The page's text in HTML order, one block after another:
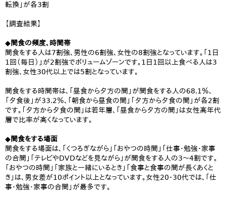
転換」が各3割
【調査結果】
◆間食の頻度、時間帯
間食をする人は7割強、男性の6割強、女性の8割強となっています。「1日
1回（毎日）」が2割強でボリュームゾーンです。1日1回以上食べる人は3
割強、女性30代以上では5割となっています。
間食をする時間帯は、「昼食から夕方の間」が間食をする人の68.1％、
「夕食後」が33.2％、「朝食から昼食の間」「夕方から夕食の間」が各2割
です。「夕方から夕食の間」は若年層、「昼食から夕方の間」は女性高年代
層で比率が高くなっています。
◆間食をする場面
間食をする場面は、「くつろぎながら」「おやつの時間」「仕事・勉強・家事
の合間」「テレビやDVDなどを見ながら」が間食をする人の3～4割です。
「おやつの時間」「家族と一緒にいるとき」「食事と食事の間が長くあくと
き」は、男女差が10ポイント以上となっています。女性20・30代では、「仕
事・勉強・家事の合間」が最多です。